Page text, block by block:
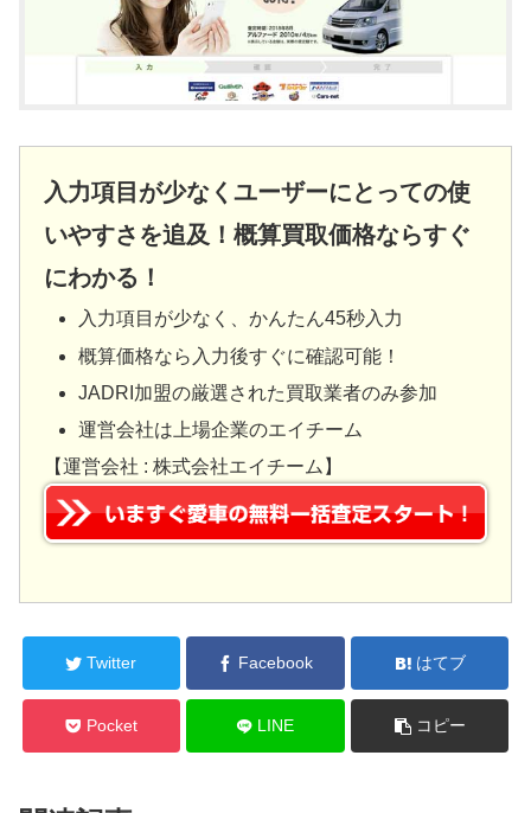
入力項目が少なくユーザーにとっての使
いやすさを追及！概算買取価格ならすぐ
にわかる！
入力項目が少なく、かんたん45秒入力
概算価格なら入力後すぐに確認可能！
JADRI加盟の厳選された買取業者のみ参加
運営会社は上場企業のエイチーム
【運営会社 : 株式会社エイチーム】
Twitter Facebook はてブ
Pocket LINE コピー